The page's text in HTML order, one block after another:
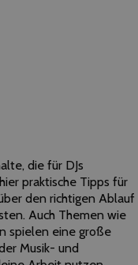
die für DJs
praktische Tipps für
den richtigen Ablauf
Auch Themen wie
spielen eine große
Musik- und